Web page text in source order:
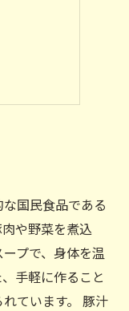
国民食品である
や野菜を煮込
プで、身体を温
手軽に作ること
ています。 豚汁